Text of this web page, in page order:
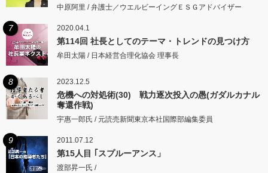
中原阿里 / 弁護士／ウエルビーイングＥＳＧアドバイザー
7 2020.04.1
第114回 社長としてのテーマ・トレンドの見つけ方
牟田太陽 / 日本経営合理化協会 理事長
8 2023.12.5
危機への対処術(30) 戦力逐次投入の愚(ガダルカナル
奪還作戦)
宇惠一郎氏 / 元読売新聞東京本社国際部編集委員
9 2011.07.12
第15人目 ｢スプルーアンス」
渡部昇一氏 /